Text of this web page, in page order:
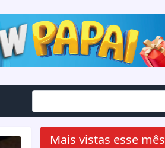
Mais vistas esse mês